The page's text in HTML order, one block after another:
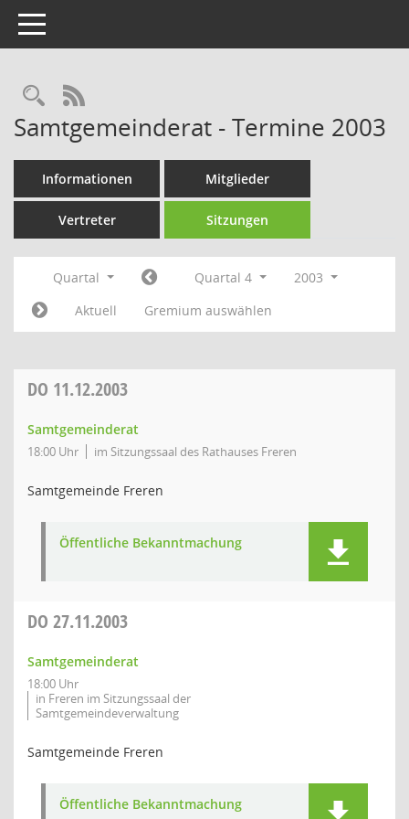
Toggle navigation
Rechercheauswahl
RSS-Feed
Samtgemeinderat - Termine 2003
Informationen Mitglieder
Vertreter Sitzungen
Quartal Quartal 4
2003
Aktuell
Gremium auswählen
DO 11.12.2003
Samtgemeinderat
18:00 Uhr im Sitzungssaal des Rathauses Freren
Samtgemeinde Freren
Öffentliche Bekanntmachung
DO 27.11.2003
Samtgemeinderat
18:00 Uhr
in Freren im Sitzungssaal der
Samtgemeindeverwaltung
Samtgemeinde Freren
Öffentliche Bekanntmachung